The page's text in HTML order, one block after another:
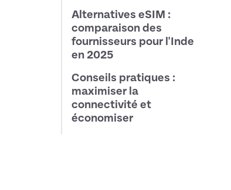
Alternatives eSIM :
comparaison des
fournisseurs pour l'Inde
en 2025
Conseils pratiques :
maximiser la
connectivité et
économiser